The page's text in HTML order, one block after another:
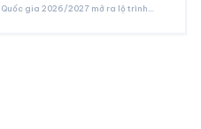
gia 2026/2027 mở ra lộ trình…